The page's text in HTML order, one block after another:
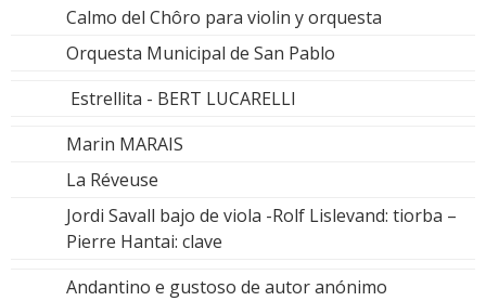
Calmo del Chôro para violin y orquesta
Orquesta Municipal de San Pablo
Estrellita - BERT LUCARELLI
Marin MARAIS
La Réveuse
Jordi Savall bajo de viola -Rolf Lislevand: tiorba –
Pierre Hantai: clave
Andantino e gustoso de autor anónimo